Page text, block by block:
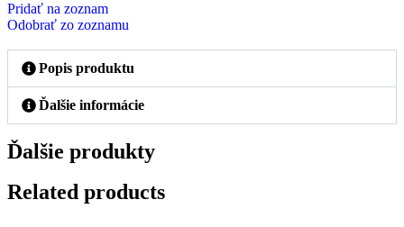
Pridať na zoznam
Odobrať zo zoznamu
Popis produktu
Ďalšie informácie
Ďalšie produkty
Related products